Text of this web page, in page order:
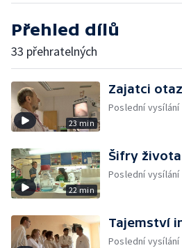
Přehled dílů
33 přehratelných
23 min
Zajatci
Poslední vysílání
22 min
Šifry života
Poslední vysílání
Tajemství
Poslední vysílání